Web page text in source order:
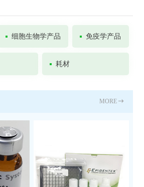
细胞生物学产品 免疫学产品
耗材
MORE